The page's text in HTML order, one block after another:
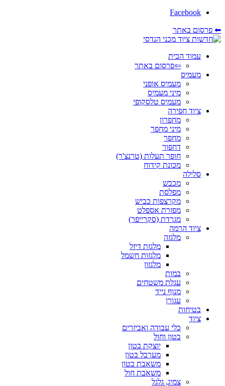
Facebook
פרסום באתר
עמוד הבית
⇦פרסום באתר
מעמיס
מעמיס אופני
מיני מעמיס
מעמיס טלסקופי
ציוד חפירה
מחפרון
מיני מחפר
מחפר
דחפור
חופר תעלות (טרנצ'ר)
מכונת קידוח
סלילה
מכבש
מפלסת
מקרצפות כביש
מפזרת אספלט
מגרדת (סקרייפר)
ציוד הרמה
מלגזה
מלגזת דיזל
מלגזות חשמל
מלגזון
במות
עגלת משטחים
מנוף נייד
עגורן
בטיחות
ציוד
כלי עבודה ואביזרים
בטון וחול
יוצקת בטון
מערבל בטון
משאבת בטון
משאבת חול
צמיג, גלגל